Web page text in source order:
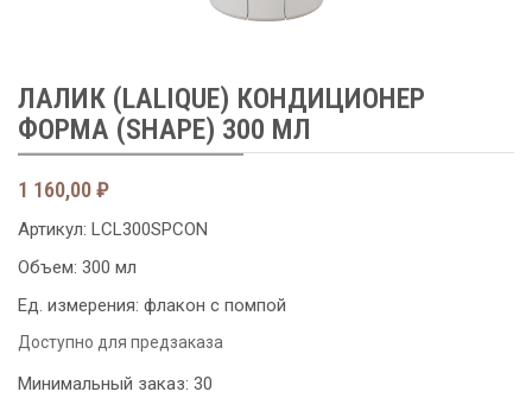
ЛАЛИК (LALIQUE) КОНДИЦИОНЕР
ФОРМА (SHAPE) 300 МЛ
1 160,00₽
Артикул: LCL300SPCON
Объем: 300 мл
Ед. измерения: флакон с помпой
Доступно для предзаказа
Минимальный заказ: 30